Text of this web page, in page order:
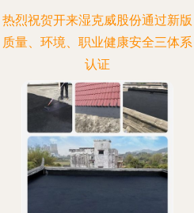
热烈祝贺开来湿克威股份通过新版
质量、环境、职业健康安全三体系
认证